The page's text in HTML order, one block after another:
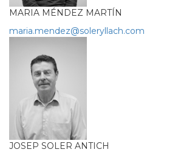
MARIA MÉNDEZ MARTÍN
maria.mendez@soleryllach.com
JOSEP SOLER ANTICH